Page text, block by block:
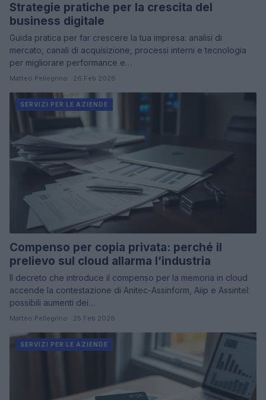
Strategie pratiche per la crescita del
business digitale
Guida pratica per far crescere la tua impresa: analisi di
mercato, canali di acquisizione, processi interni e tecnologia
per migliorare performance e…
Matteo Pellegrino · 26 Feb 2026
SERVIZI PER LE AZIENDE
Compenso per copia privata: perché il
prelievo sul cloud allarma l’industria
Il decreto che introduce il compenso per la memoria in cloud
accende la contestazione di Anitec-Assinform, Aiip e Assintel:
possibili aumenti dei…
Matteo Pellegrino · 25 Feb 2026
SERVIZI PER LE AZIENDE